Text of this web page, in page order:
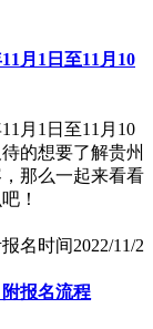
月1日至11月10
月1日至11月10
的想要了解贵州
那么一起来看看
！
名时间2022/11/2
报名流程